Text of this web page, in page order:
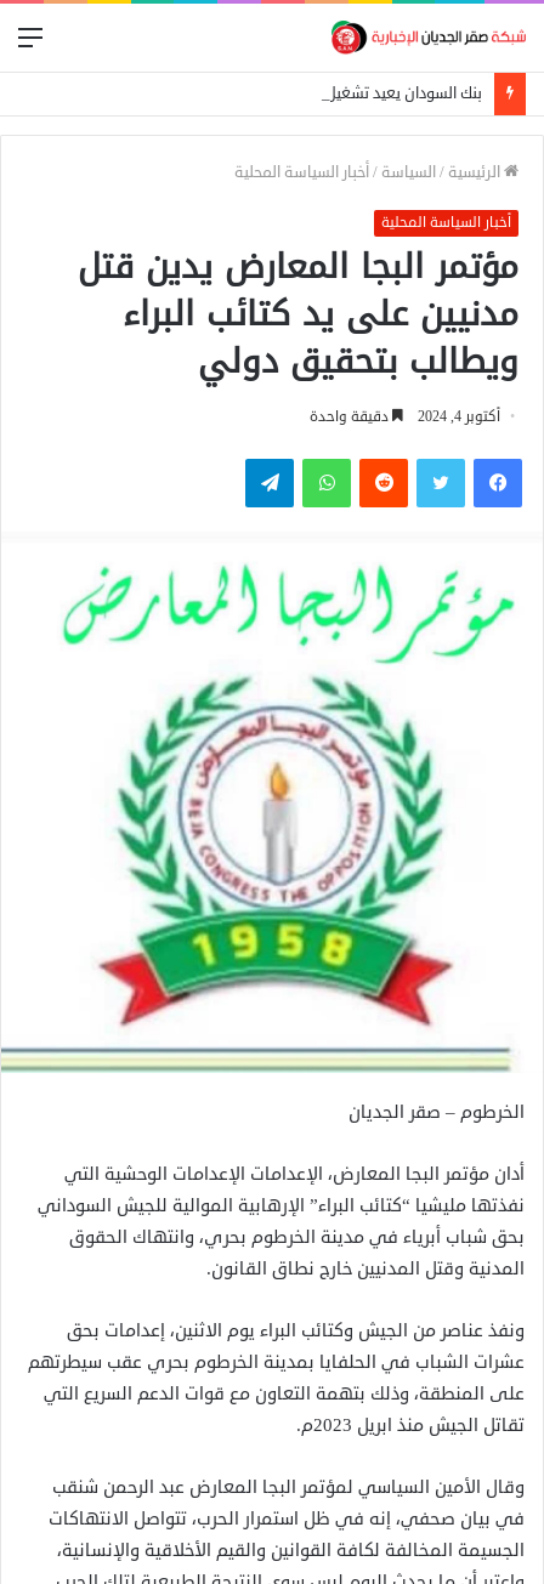
بنك السودان يعيد تشغيل المحول القومي للدفع الإلكتروني
الرئيسية /السياسة /أخبار السياسة المحلية
أخبار السياسة المحلية
مؤتمر البجا المعارض يدين قتل
مدنيين على يد كتائب البراء
ويطالب بتحقيق دولي
أكتوبر 4, 2024 دقيقة واحدة
فيسبوكتويتر واتساب تيلقرام
الخرطوم – صقر الجديان
أدان مؤتمر البجا المعارض، الإعدامات الإعدامات الوحشية التي
نفذتها مليشيا “كتائب البراء” الإرهابية الموالية للجيش السوداني
بحق شباب أبرياء في مدينة الخرطوم بحري، وانتهاك الحقوق
المدنية وقتل المدنيين خارج نطاق القانون.
ونفذ عناصر من الجيش وكتائب البراء يوم الاثنين، إعدامات بحق
عشرات الشباب في الحلفايا بمدينة الخرطوم بحري عقب سيطرتهم
على المنطقة، وذلك بتهمة التعاون مع قوات الدعم السريع التي
تقاتل الجيش منذ ابريل 2023م.
وقال الأمين السياسي لمؤتمر البجا المعارض عبد الرحمن شنقب
في بيان صحفي، إنه في ظل استمرار الحرب، تتواصل الانتهاكات
الجسيمة المخالفة لكافة القوانين والقيم الأخلاقية والإنسانية،